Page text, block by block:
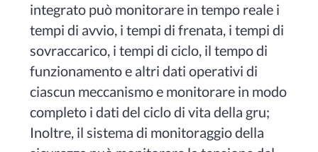
integrato può monitorare in tempo reale i
tempi di avvio, i tempi di frenata, i tempi di
sovraccarico, i tempi di ciclo, il tempo di
funzionamento e altri dati operativi di
ciascun meccanismo e monitorare in modo
completo i dati del ciclo di vita della gru;
Inoltre, il sistema di monitoraggio della